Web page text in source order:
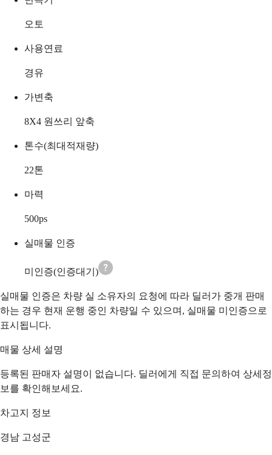
오토
사용연료
경유
가변축
8X4 원쓰리 앞축
톤수(최대적재량)
22톤
마력
500ps
실매물 인증
미인증(인증대기)
실매물 인증은 차량 실 소유자의 요청에 따라 딜러가 중개 판매
하는 경우 현재 운행 중인 차량일 수 있으며, 실매물 미인증으로
표시됩니다.
매물 상세 설명
등록된 판매자 설명이 없습니다. 딜러에게 직접 문의하여 상세정
보를 확인해보세요.
차고지 정보
경남 고성군